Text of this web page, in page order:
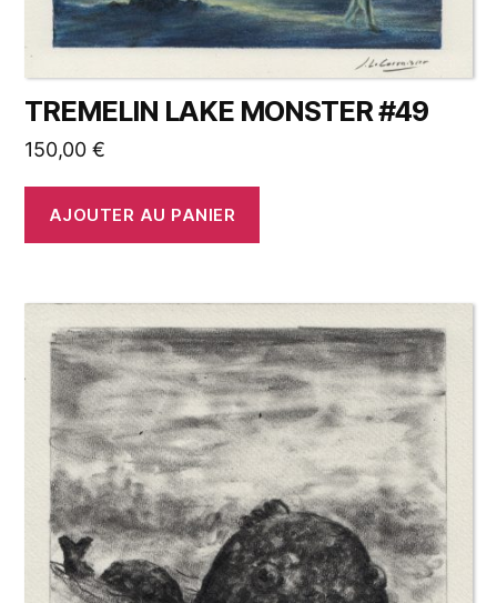
TREMELIN LAKE MONSTER #49
150,00 €
AJOUTER AU PANIER